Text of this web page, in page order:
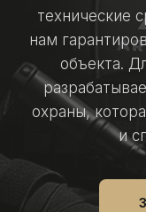
технические
нам
объекта.
охраны,
и